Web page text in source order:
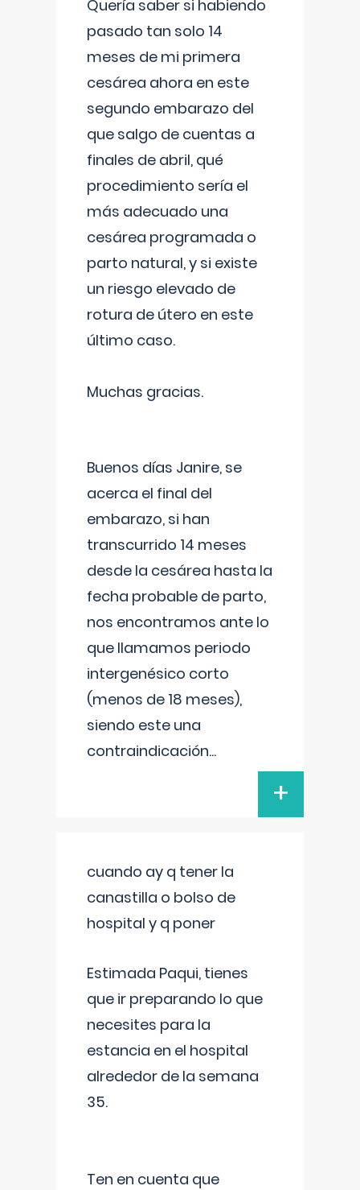
Quería saber si habiendo
pasado tan solo 14
meses de mi primera
cesárea ahora en este
segundo embarazo del
que salgo de cuentas a
finales de abril, qué
procedimiento sería el
más adecuado una
cesárea programada o
parto natural, y si existe
un riesgo elevado de
rotura de útero en este
último caso.
Muchas gracias.
Buenos días Janire, se
acerca el final del
embarazo, si han
transcurrido 14 meses
desde la cesárea hasta la
fecha probable de parto,
nos encontramos ante lo
que llamamos periodo
intergenésico corto
(menos de 18 meses),
siendo este una
contraindicación...
+
cuando ay q tener la
canastilla o bolso de
hospital y q poner
Estimada Paqui, tienes
que ir preparando lo que
necesites para la
estancia en el hospital
alrededor de la semana
35.
Ten en cuenta que